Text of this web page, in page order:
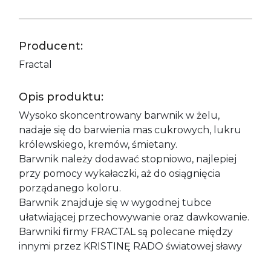
Producent:
Fractal
Opis produktu:
Wysoko skoncentrowany barwnik w żelu,
nadaje się do barwienia mas cukrowych, lukru
królewskiego, kremów, śmietany.
Barwnik należy dodawać stopniowo, najlepiej
przy pomocy wykałaczki, aż do osiągnięcia
porządanego koloru.
Barwnik znajduje się w wygodnej tubce
ułatwiającej przechowywanie oraz dawkowanie.
Barwniki firmy FRACTAL są polecane między
innymi przez KRISTINĘ RADO światowej sławy